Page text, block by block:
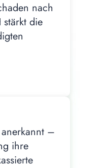
nach
stärkt die
–
ihre